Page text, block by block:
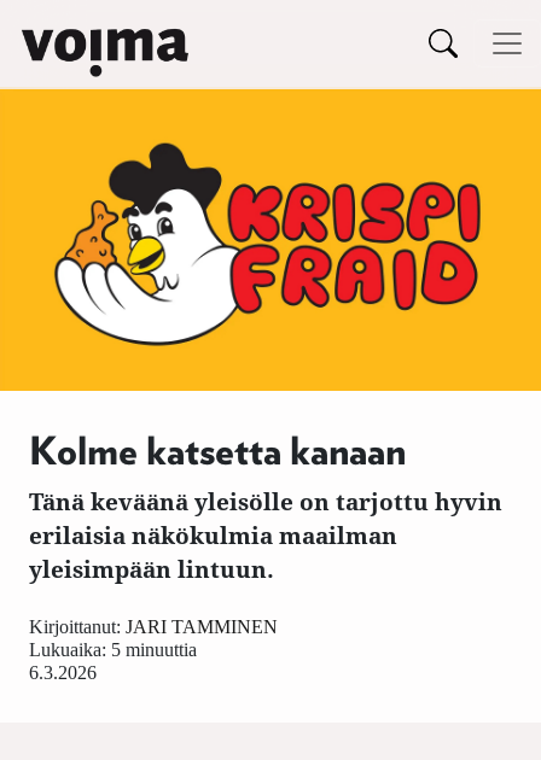
Siirry sisältöön
Päävalikko
Kolme katsetta kanaan
Tänä keväänä yleisölle on tarjottu hyvin
erilaisia näkökulmia maailman
yleisimpään lintuun.
6.3.2026
Kirjoittanut: JARI TAMMINEN
Lukuaika: 5 minuuttia